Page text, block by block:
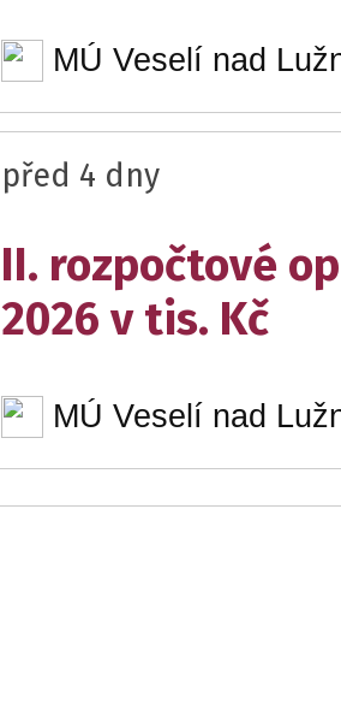
MÚ Veselí nad
před 4 dny
II. rozpočtové
2026 v tis. Kč
MÚ Veselí nad